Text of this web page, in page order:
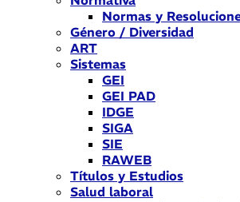
Normas y
Género / Diversidad
ART
Sistemas
GEI
GEI PAD
IDGE
SIGA
SIE
RAWEB
Títulos y Estudios
Salud laboral